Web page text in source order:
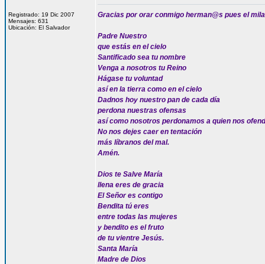
Registrado: 19 Dic 2007
Mensajes: 631
Ubicación: El Salvador
Gracias por orar conmigo herman@s pues el
Padre Nuestro
que estás en el cielo
Santificado sea tu nombre
Venga a nosotros tu Reino
Hágase tu voluntad
así en la tierra como en el cielo
Dadnos hoy nuestro pan de cada día
perdona nuestras ofensas
así como nosotros perdonamos a quien nos
No nos dejes caer en tentación
más líbranos del mal.
Amén.
Dios te Salve María
llena eres de gracia
El Señor es contigo
Bendita tú eres
entre todas las mujeres
y bendito es el fruto
de tu vientre Jesús.
Santa María
Madre de Dios